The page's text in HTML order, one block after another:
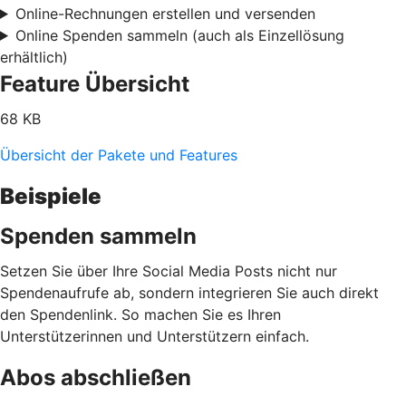
Online-Rechnungen erstellen und versenden
Online Spenden sammeln (auch als Einzellösung
erhältlich)
Feature Übersicht
68 KB
Übersicht der Pakete und Features
Beispiele
Spenden sammeln
Setzen Sie über Ihre Social Media Posts nicht nur
Spendenaufrufe ab, sondern integrieren Sie auch direkt
den Spendenlink. So machen Sie es Ihren
Unterstützerinnen und Unterstützern einfach.
Abos abschließen